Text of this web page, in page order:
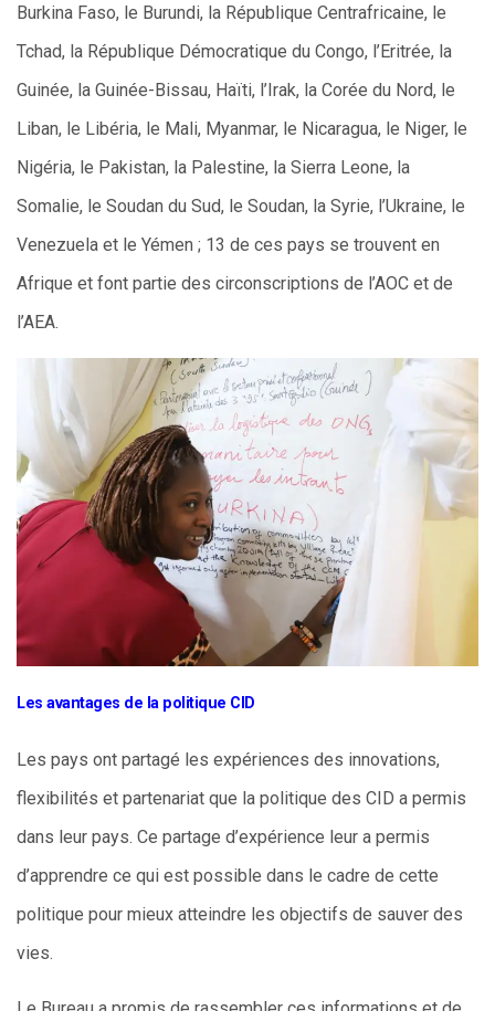
Burkina Faso, le Burundi, la République Centrafricaine, le
Tchad, la République Démocratique du Congo, l’Eritrée, la
Guinée, la Guinée-Bissau, Haïti, l’Irak, la Corée du Nord, le
Liban, le Libéria, le Mali, Myanmar, le Nicaragua, le Niger, le
Nigéria, le Pakistan, la Palestine, la Sierra Leone, la
Somalie, le Soudan du Sud, le Soudan, la Syrie, l’Ukraine, le
Venezuela et le Yémen ; 13 de ces pays se trouvent en
Afrique et font partie des circonscriptions de l’AOC et de
l’AEA.
Les avantages de la politique CID
Les pays ont partagé les expériences des innovations,
flexibilités et partenariat que la politique des CID a permis
dans leur pays. Ce partage d’expérience leur a permis
d’apprendre ce qui est possible dans le cadre de cette
politique pour mieux atteindre les objectifs de sauver des
vies.